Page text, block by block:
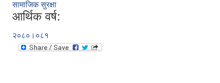
सामाजिक सुरक्षा
आर्थिक वर्ष:
२०८०।०८१